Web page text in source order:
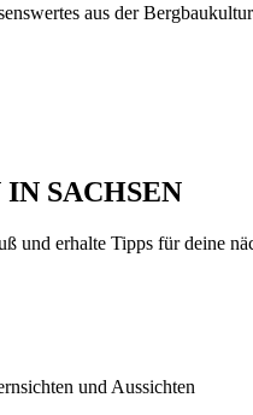
aus der
SACHSEN
und erhalte Tipps für deine
und Aussichten